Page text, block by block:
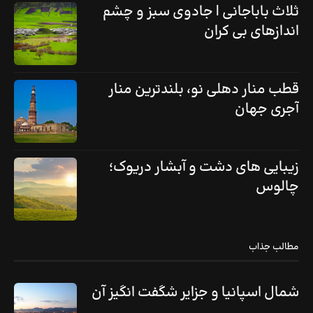
ثلاث باباجانی | جادوی سبز و چشم
اندازهای بی کران
قطب منار دهلی نو، بلندترین منار
آجری جهان
زیبایی های دشت و آبشار دریوک؛
چالوس
مطالب جذاب
شمال اسپانیا و جزایر شگفت انگیز آن